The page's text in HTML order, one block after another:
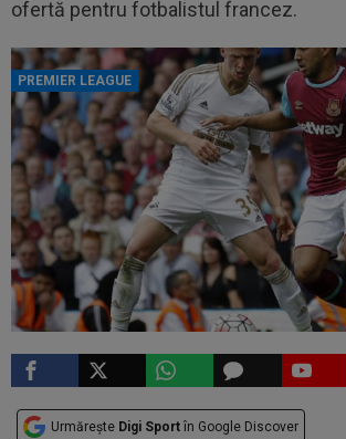
ofertă pentru fotbalistul francez.
PREMIER LEAGUE
Urmărește Digi Sport în Google Discover